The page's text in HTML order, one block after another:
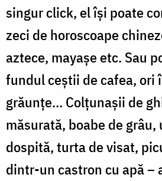
singur click, el își poate
zeci de horoscoape
aztece, mayașe etc. Sau
fundul ceștii de cafea, ori
grăunțe… Colțunașii de
măsurată, boabe de
dospită, turta de visat,
dintr-un castron cu apă –